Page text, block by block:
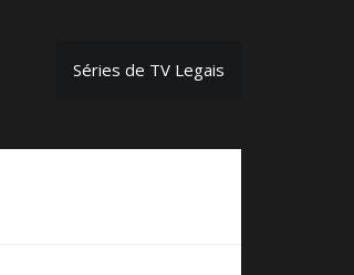
Séries de TV Legais